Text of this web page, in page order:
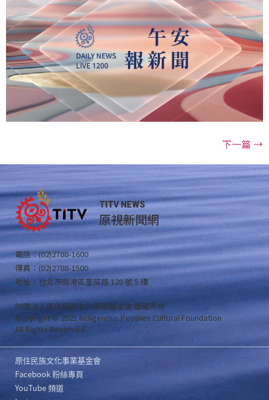
下一篇 →
TITV NEWS
原視新聞網
電話：(02)2788-1600
傳真：(02)2788-1500
地址：台北市南港區重陽路 120 號 5 樓
財團法人原住民族文化事業基金會 版權所有
Copyright © 2021 Indigenous Peoples Cultural Foundation
All Rights Reserved .
原住民族文化事業基金會
Facebook 粉絲專頁
YouTube 頻道